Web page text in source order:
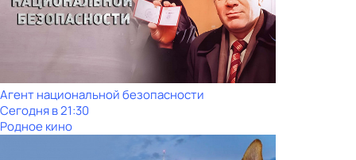
Агент национальной безопасности
Сегодня в 21:30
Родное кино